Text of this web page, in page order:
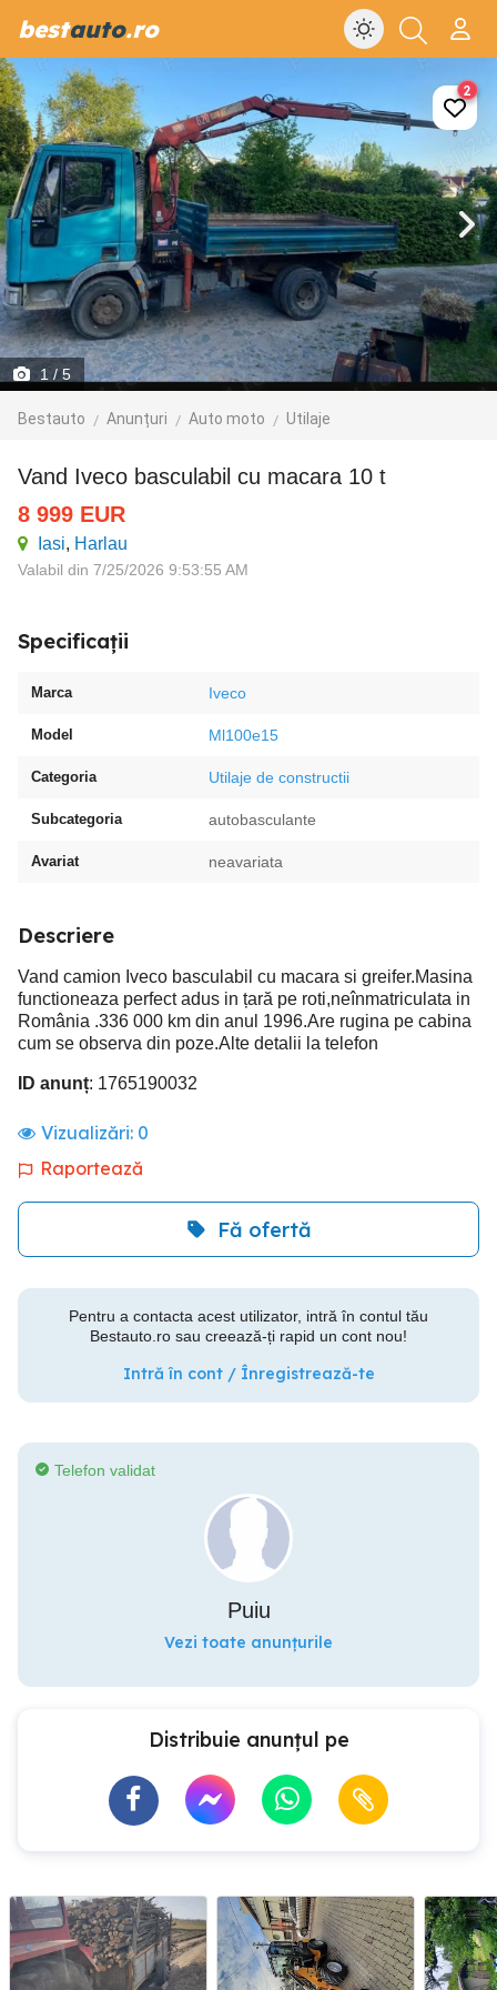
bestauto.ro
1 / 5
Bestauto Anunțuri Auto moto Utilaje
2
Vand Iveco basculabil cu macara 10 t
8 999 EUR
Iasi, Harlau
Valabil din 7/25/2026 9:53:55 AM
Specificații
Marca Iveco
Model Ml100e15
Categoria Utilaje de constructii
Subcategoria autobasculante
Avariat neavariata
Descriere
Vand camion Iveco basculabil cu macara si greifer.Masina
functioneaza perfect adus in țară pe roti,neînmatriculata in
România .336 000 km din anul 1996.Are rugina pe cabina
cum se observa din poze.Alte detalii la telefon
ID anunț: 1765190032
Vizualizări: 0
Raportează
Fă ofertă
Pentru a contacta acest utilizator, intră în contul tău
Bestauto.ro sau creează-ți rapid un cont nou!
Intră în cont / Înregistrează-te
Telefon validat
Puiu
Vezi toate anunțurile
Distribuie anunțul pe